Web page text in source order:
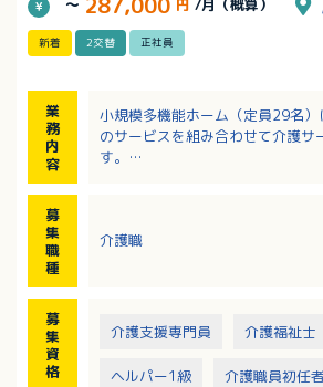
～
円 /月（概算）
新着 2交替 正社員
業
務
内
容
小規模多機能ホーム（定員29名
のサービスを組み合わせて介護サ
す。
・外出支援（外出レクや病院受診
・季節に応じた行事の開催
・食材、消耗品、衛生用品等の発注
・小口現金管理やおむつ在庫管理
募
集
職
種
介護職
募
集
資
格
介護支援専門員 介護福祉士
ヘルパー1級 介護職員初任